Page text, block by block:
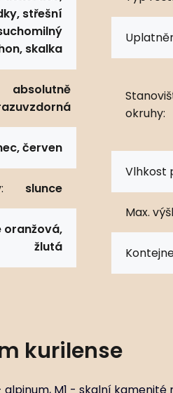
střešní
skalka
absolutně
červen
slunce
oranžová,
žlutá
okruhy:
Vlhkost
Max.
kurilense